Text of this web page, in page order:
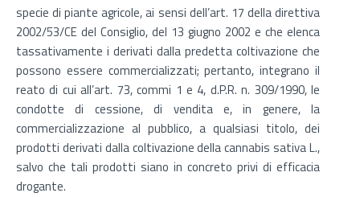
specie di piante agricole, ai sensi dell’art. 17 della direttiva
2002/53/CE del Consiglio, del 13 giugno 2002 e che elenca
tassativamente i derivati dalla predetta coltivazione che
possono essere commercializzati; pertanto, integrano il
reato di cui all’art. 73, commi 1 e 4, d.P.R. n. 309/1990, le
condotte di cessione, di vendita e, in genere, la
commercializzazione al pubblico, a qualsiasi titolo, dei
prodotti derivati dalla coltivazione della cannabis sativa L.,
salvo che tali prodotti siano in concreto privi di efficacia
drogante.